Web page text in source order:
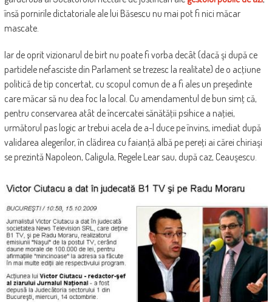
însă pornirile dictatoriale ale lui Băsescu nu mai pot fi nici măcar
mascate.
Iar de oprit vizionarul de birt nu poate fi vorba decât (dacă şi după ce
partidele nefasciste din Parlament se trezesc la realitate) de o acţiune
politică de tip concertat, cu scopul comun de a fi ales un preşedinte
care măcar să nu dea foc la local. Cu amendamentul de bun simţ că,
pentru conservarea atât de încercatei sănătăţii psihice a naţiei,
următorul pas logic ar trebui acela de a-l duce pe învins, imediat după
validarea alegerilor, în clădirea cu faianţă albă pe pereţi ai cărei chiriaşi
se prezintă Napoleon, Caligula, Regele Lear sau, după caz, Ceauşescu.